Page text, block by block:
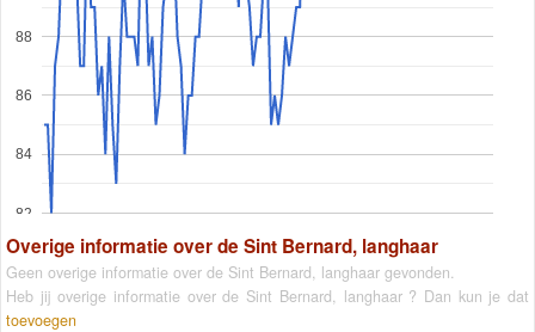
82
84
86
88
Overige informatie over de Sint Bernard, langhaar
Geen overige informatie over de Sint Bernard, langhaar gevonden.
Heb jij overige informatie over de Sint Bernard, langhaar ? Dan kun je dat
toevoegen